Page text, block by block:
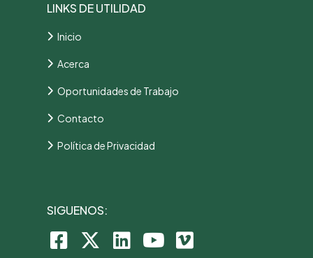
LINKS DE UTILIDAD
Inicio
Acerca
Oportunidades de Trabajo
Contacto
Política de Privacidad
SIGUENOS: